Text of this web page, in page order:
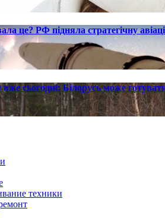
це? РФ підняла стратегічну
сьогодні: Білорусь може
техники